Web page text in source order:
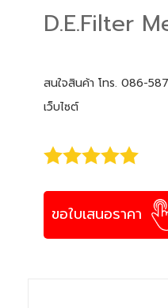
D.E.Filter
สนใจสินค้า โทร. 086-
เว็บไซต์
ขอใบเสนอราคา